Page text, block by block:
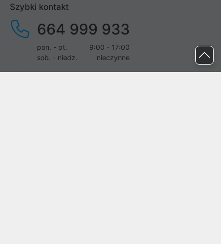
Szybki kontakt
664 999 933
pon. - pt.
9:00 - 17:00
sob. - niedz.
nieczynne